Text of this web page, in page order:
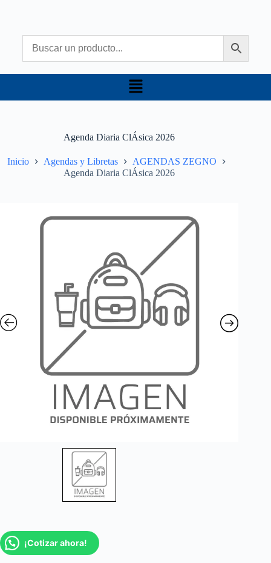
Agenda Diaria ClÁsica 2026
Inicio Agendas y Libretas
AGENDAS ZEGNO
Agenda Diaria ClÁsica 2026
¡Cotizar ahora!